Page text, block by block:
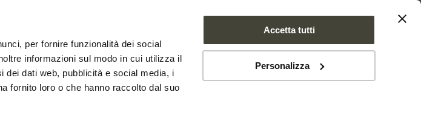
per fornire funzionalità dei social
informazioni sul modo in cui utilizza il
dei dati web, pubblicità e social media, i
fornito loro o che hanno raccolto dal suo
Accetta tutti
Personalizza
ATTIVITÀ RISORSE LIGHTHOUSE FARMS NEWS CONTATTI